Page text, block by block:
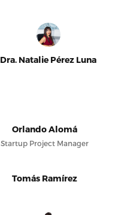
Dra. Natalie Pérez Luna
Orlando Alomá
Startup Project Manager
Tomás Ramírez